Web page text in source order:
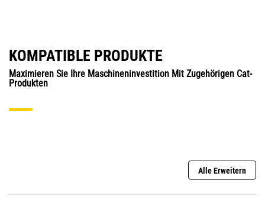
KOMPATIBLE PRODUKTE
Maximieren Sie Ihre Maschineninvestition Mit Zugehörigen Cat-
Produkten
Alle Erweitern